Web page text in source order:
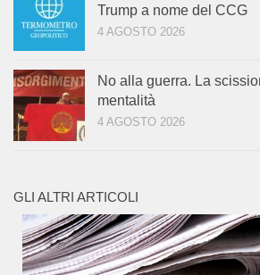
Trump a nome del CCG
4 AGOSTO 2026
No alla guerra. La
mentalità
4 AGOSTO 2026
GLI ALTRI ARTICOLI